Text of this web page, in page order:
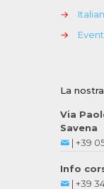
→
→
La
Via
Savena
| +39
Info
| +39